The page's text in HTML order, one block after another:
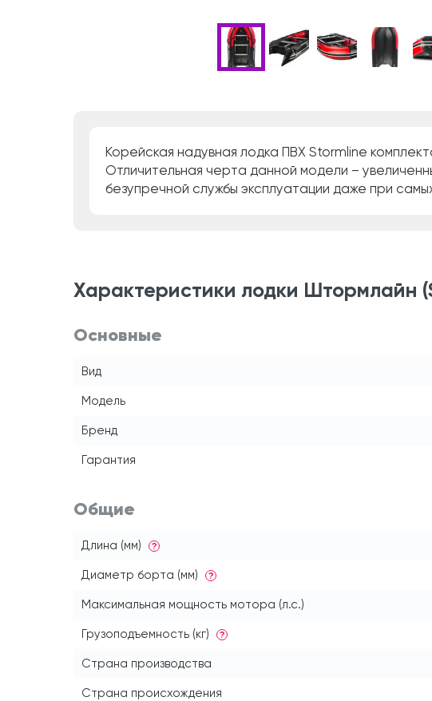
Корейская надувная лодка ПВХ Stormline
Отличительная черта данной модели –
безупречной службы эксплуатации даже при
Характеристики лодки Штормлайн
Основные
Вид
Модель
Бренд
Гарантия
Общие
Длина (мм) ?
Диаметр борта (мм) ?
Максимальная мощность мотора (л.с.)
Грузоподъемность (кг) ?
Страна производства
Страна происхождения